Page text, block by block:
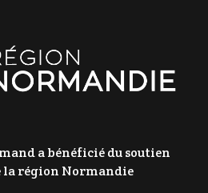
a bénéficié du soutien
région Normandie